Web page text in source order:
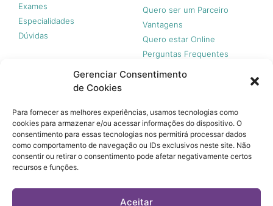
Gerenciar Consentimento
de Cookies
Para fornecer as melhores experiências, usamos tecnologias como
cookies para armazenar e/ou acessar informações do dispositivo. O
consentimento para essas tecnologias nos permitirá processar dados
como comportamento de navegação ou IDs exclusivos neste site. Não
consentir ou retirar o consentimento pode afetar negativamente certos
recursos e funções.
Aceitar
Exames
Especialidades
Dúvidas
Quero ser um Parceiro
Vantagens
Quero estar Online
Perguntas Frequentes
A 365 Acesso não é plano de saúde e não garante a
cobertura financeira de riscos e de custos assistenciais à